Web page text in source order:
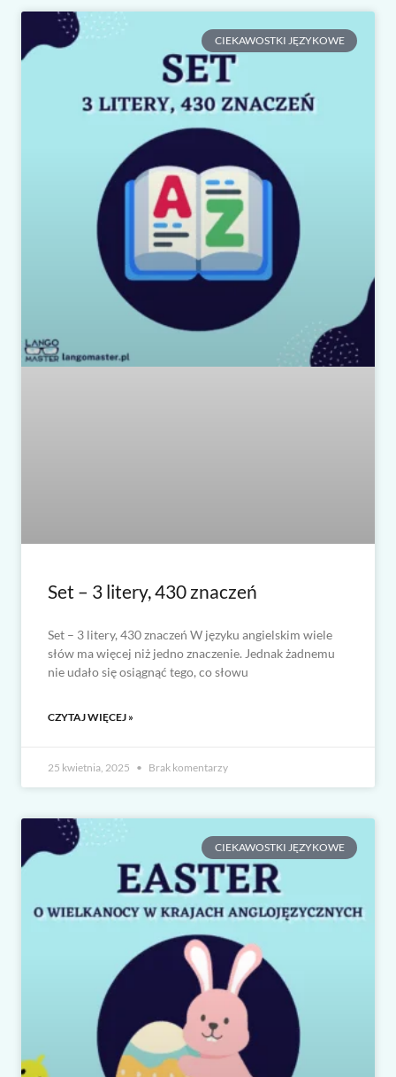
CIEKAWOSTKI JĘZYKOWE
Set – 3 litery, 430 znaczeń
Set – 3 litery, 430 znaczeń W języku angielskim wiele
słów ma więcej niż jedno znaczenie. Jednak żadnemu
nie udało się osiągnąć tego, co słowu
CZYTAJ WIĘCEJ »
25 kwietnia, 2025 Brak komentarzy
CIEKAWOSTKI JĘZYKOWE